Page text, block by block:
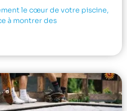
le cœur de votre piscine,
à montrer des